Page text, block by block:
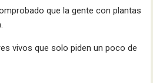
que la gente con plantas
vivos que solo piden un poco de